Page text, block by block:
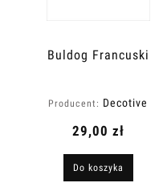
Buldog Francuski
Producent: Decotive
29,00 zł
Do koszyka